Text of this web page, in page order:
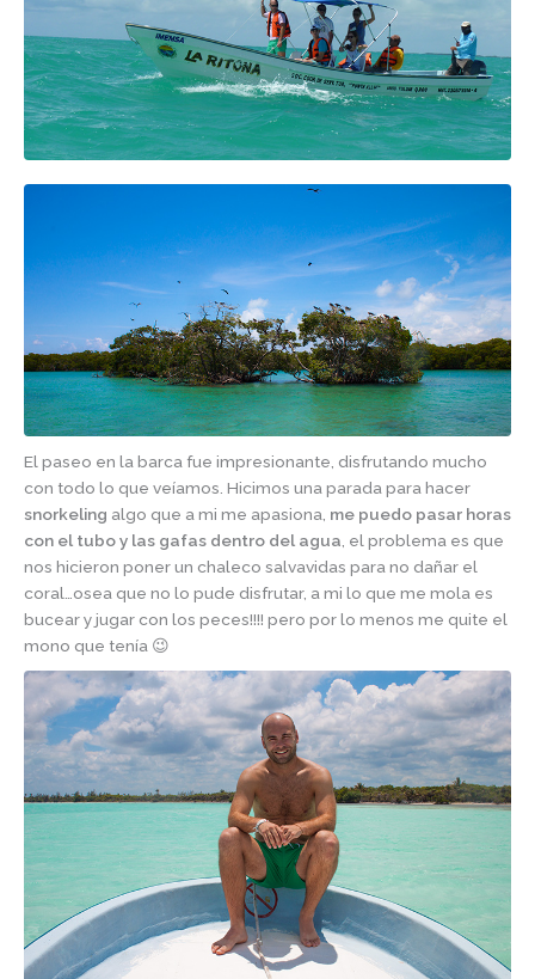
El paseo en la barca fue impresionante, disfrutando mucho
con todo lo que veíamos. Hicimos una parada para hacer
snorkeling algo que a mi me apasiona, me puedo pasar horas
con el tubo y las gafas dentro del agua , el problema es que
nos hicieron poner un chaleco salvavidas para no dañar el
coral…osea que no lo pude disfrutar, a mi lo que me mola es
bucear y jugar con los peces!!!! pero por lo menos me quite el
mono que tenía 😉